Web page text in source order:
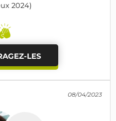
2024)
LES
08/04/2023